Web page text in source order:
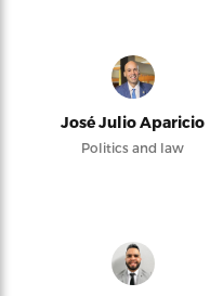
José Julio Aparicio
Politics and law